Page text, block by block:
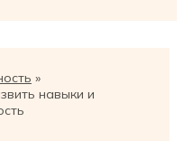
навыки и